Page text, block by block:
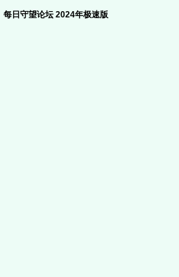
每日守望论坛 2024年极速版